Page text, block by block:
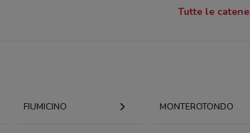
Tutte le catene
FIUMICINO MONTEROTONDO